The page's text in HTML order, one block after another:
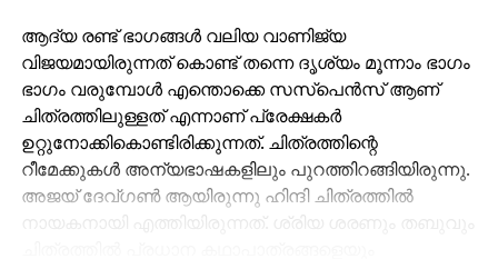
ആദ്യ രണ്ട് ഭാഗങ്ങള്‍ വലിയ വാണിജ്യ
വിജയമായിരുന്നത് കൊണ്ട് തന്നെ ദൃശ്യം മൂന്നാം ഭാഗം
ഭാഗം വരുമ്പോള്‍ എന്തൊക്കെ സസ്‌പെന്‍സ് ആണ്
ചിത്രത്തിലുള്ളത് എന്നാണ് പ്രേക്ഷകര്‍
ഉറ്റുനോക്കികൊണ്ടിരിക്കുന്നത്. ചിത്രത്തിന്റെ
റീമേക്കുകള്‍ അന്യഭാഷകളിലും പുറത്തിറങ്ങിയിരുന്നു.
അജയ് ദേവ്ഗണ്‍ ആയിരുന്നു ഹിന്ദി ചിത്രത്തില്‍
നായകനായി എത്തിയിരുന്നത്. ശ്രിയ ശരണും തബുവും